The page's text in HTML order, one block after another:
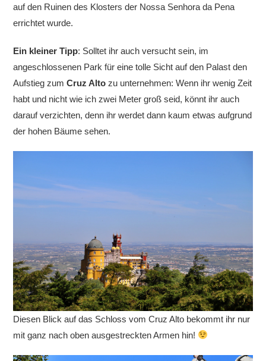
auf den Ruinen des Klosters der Nossa Senhora da Pena
errichtet wurde.
Ein kleiner Tipp: Solltet ihr auch versucht sein, im
angeschlossenen Park für eine tolle Sicht auf den Palast den
Aufstieg zumCruz Alto zu unternehmen: Wenn ihr wenig Zeit
habt und nicht wie ich zwei Meter groß seid, könnt ihr auch
darauf verzichten, denn ihr werdet dann kaum etwas aufgrund
der hohen Bäume sehen.
Diesen Blick auf das Schloss vom Cruz Alto bekommt ihr nur
mit ganz nach oben ausgestreckten Armen hin!